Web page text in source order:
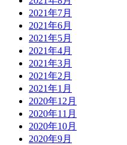
2021年7月
2021年6月
2021年5月
2021年4月
2021年3月
2021年2月
2021年1月
2020年12月
2020年11月
2020年10月
2020年9月